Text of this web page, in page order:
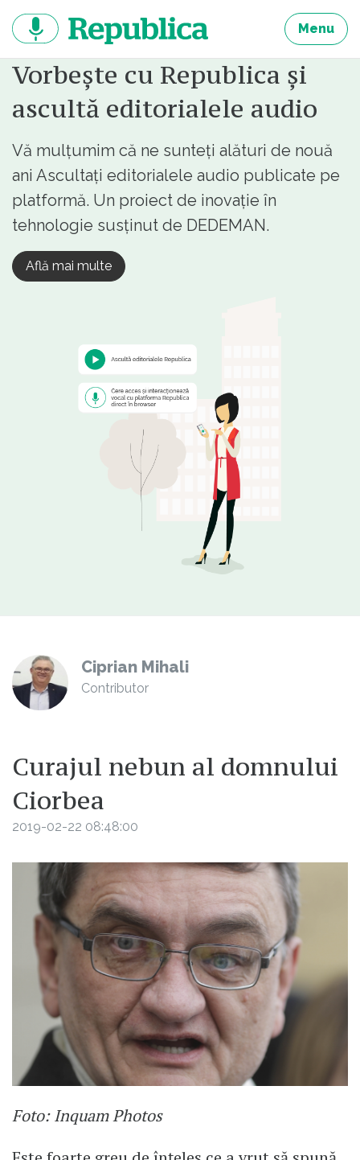
continut
Menu
Vorbește cu Republica și
ascultă editorialele audio
Vă mulțumim că ne sunteți alături de nouă
ani Ascultați editorialele audio publicate pe
platformă. Un proiect de inovație în
tehnologie susținut de DEDEMAN.
Află mai multe
Ciprian Mihali
Contributor
Curajul nebun al domnului
Ciorbea
2019-02-22 08:48:00
Foto: Inquam Photos